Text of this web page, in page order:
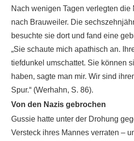
Nach wenigen Tagen verlegten die
nach Brauweiler. Die
besuchte sie dort und fand eine
„Sie schaute mich apathisch an.
tiefdunkel umschattet. Sie können
haben, sagte man mir. Wir sind
Spur.“ (Werhahn, S. 86).
Von den Nazis gebrochen
Gussie hatte unter der Drohung
Versteck ihres Mannes verraten –